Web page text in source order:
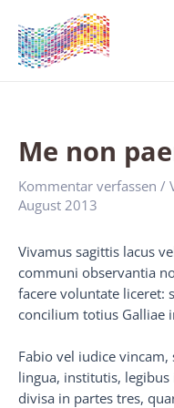
Inhalt
springen
Me non
Kommentar verfassen /
August 2013
Vivamus sagittis lacus
communi observantia
facere voluntate liceret:
concilium totius Galliae
Fabio vel iudice
lingua, institutis,
divisa in partes tres,